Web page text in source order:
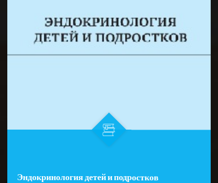
Эндокринология детей и подростков